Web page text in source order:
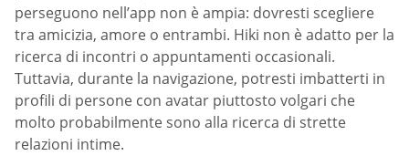
perseguono nell’app non è ampia: dovresti scegliere
tra amicizia, amore o entrambi. Hiki non è adatto per la
ricerca di incontri o appuntamenti occasionali.
Tuttavia, durante la navigazione, potresti imbatterti in
profili di persone con avatar piuttosto volgari che
molto probabilmente sono alla ricerca di strette
relazioni intime.